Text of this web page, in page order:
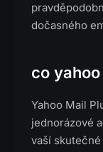
dočasného
co
Yahoo Mail
jednorázové
vaší